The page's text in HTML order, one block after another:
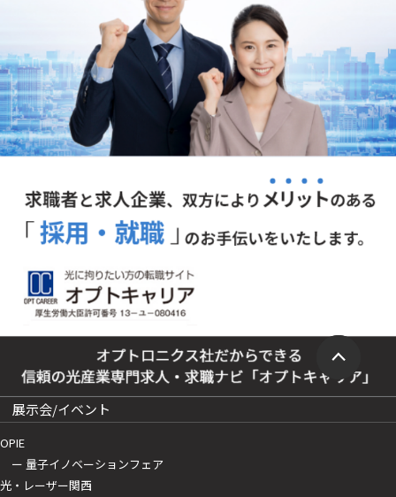
展示会/イベント
OPIE
ー 量子イノベーションフェア
光・レーザー関西